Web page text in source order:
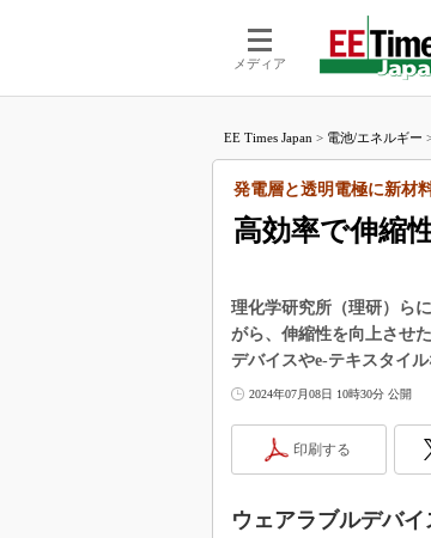
メディア
EE Times Japan > 電池/エネルギー
高効率で伸縮
発電層と透明電極に新材
理化学研究所（理研）ら
がら、伸縮性を向上させ
デバイスやe-テキスタイル
2024年07月08日 10時30分 公開
印刷する
ウェアラブルデバ